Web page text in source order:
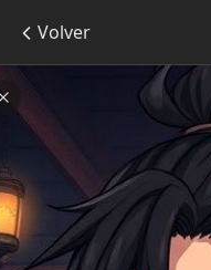
Volver
@Silent_Rogue
Cerrar